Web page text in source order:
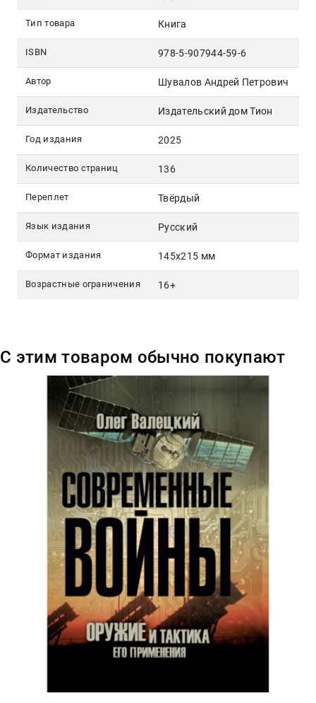
Тип товара Книга
ISBN 978-5-907944-59-6
Автор Шувалов Андрей Петрович
Издательство Издательский дом Тион
Год издания 2025
Количество страниц 136
Переплет Твёрдый
Язык издания Русский
Формат издания 145х215 мм
Возрастные ограничения 16+
С этим товаром обычно покупают